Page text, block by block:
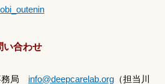
い合わせ
務局 info@deepcarelab.org （担当川